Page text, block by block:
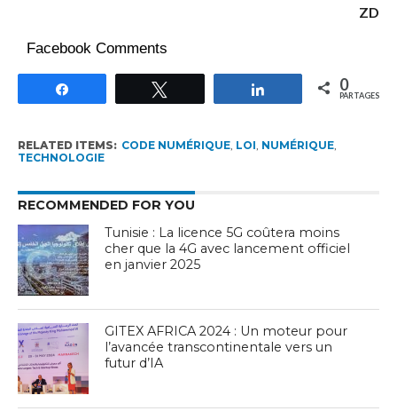
ZD
Facebook Comments
Partagez 0
PARTAGES
RELATED ITEMS: CODE NUMÉRIQUE, LOI, NUMÉRIQUE,
TECHNOLOGIE
RECOMMENDED FOR YOU
Tunisie : La licence 5G coûtera moins
cher que la 4G avec lancement officiel
en janvier 2025
GITEX AFRICA 2024 : Un moteur pour
l’avancée transcontinentale vers un
futur d’IA